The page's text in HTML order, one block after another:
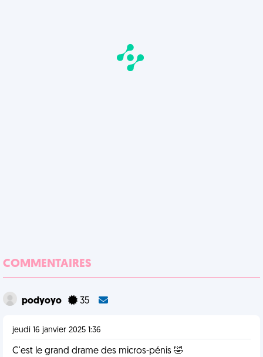
COMMENTAIRES
podyoyo 35
jeudi 16 janvier 2025 1:36
C'est le grand drame des micros-pénis 🤣